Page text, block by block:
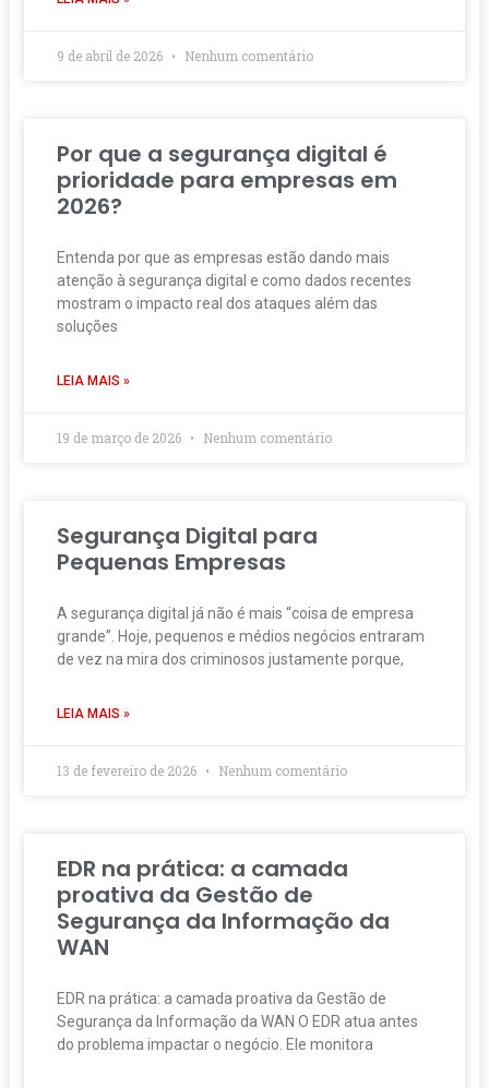
9 de abril de 2026 Nenhum comentário
Por que a segurança digital é
prioridade para empresas em
2026?
Entenda por que as empresas estão dando mais
atenção à segurança digital e como dados recentes
mostram o impacto real dos ataques além das
soluções
LEIA MAIS »
19 de março de 2026 Nenhum comentário
Segurança Digital para
Pequenas Empresas
A segurança digital já não é mais “coisa de empresa
grande”. Hoje, pequenos e médios negócios entraram
de vez na mira dos criminosos justamente porque,
LEIA MAIS »
13 de fevereiro de 2026 Nenhum comentário
EDR na prática: a camada
proativa da Gestão de
Segurança da Informação da
WAN
EDR na prática: a camada proativa da Gestão de
Segurança da Informação da WAN O EDR atua antes
do problema impactar o negócio. Ele monitora